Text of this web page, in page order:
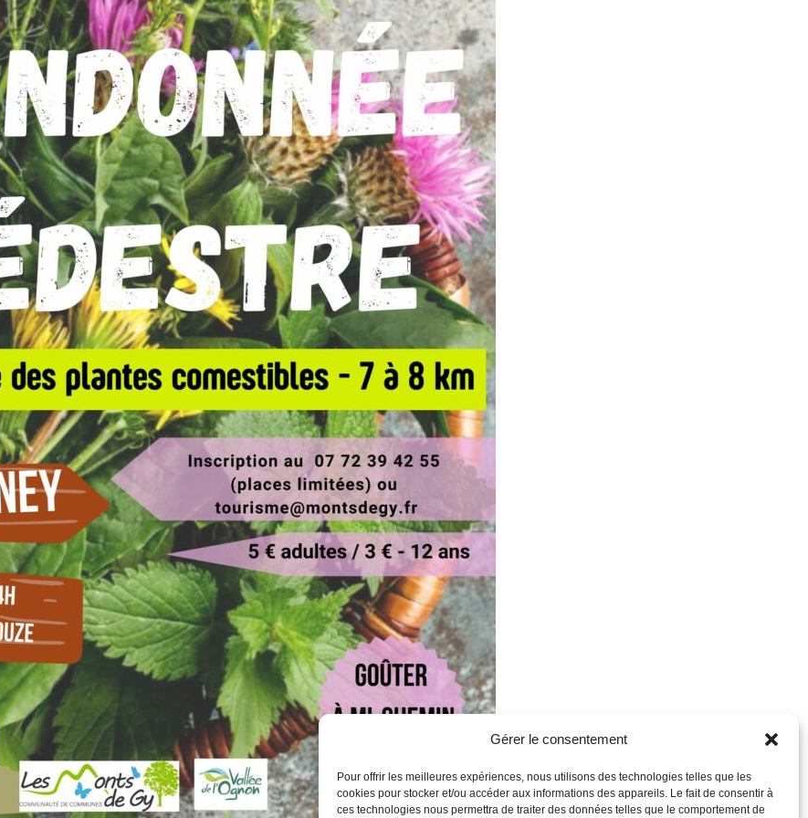
Gérer le consentement
Pour offrir les meilleures expériences, nous utilisons des technologies telles que les
cookies pour stocker et/ou accéder aux informations des appareils. Le fait de consentir à
ces technologies nous permettra de traiter des données telles que le comportement de